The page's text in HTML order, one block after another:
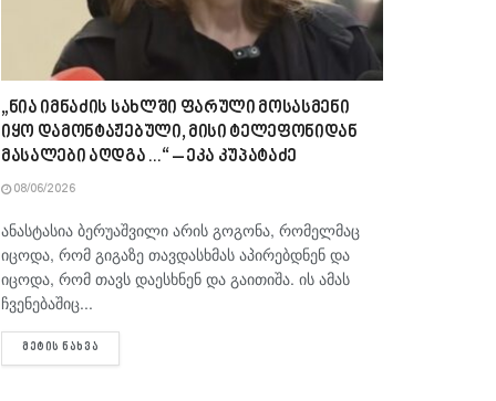
„ნია იმნაძის სახლში ფარული მოსასმენი
იყო დამონტაჟებული, მისი ტელეფონიდან
მასალები აღდგა…“ – ეკა კუპატაძე
08/06/2026
ანასტასია ბერუაშვილი არის გოგონა, რომელმაც
იცოდა, რომ გიგაზე თავდასხმას აპირებდნენ და
იცოდა, რომ თავს დაესხნენ და გაითიშა. ის ამას
ჩვენებაშიც...
ᲛᲔᲢᲘᲡ ᲜᲐᲮᲕᲐ